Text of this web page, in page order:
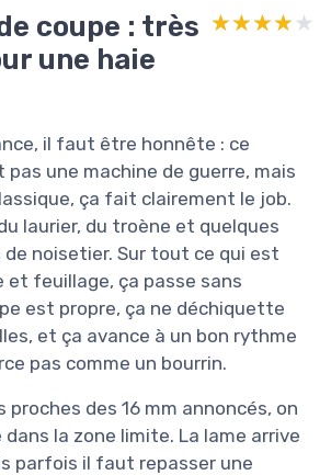
coupe : très
une haie
★★★★★
★★★★★
il faut être honnête : ce
pas une machine de guerre, mais
ça fait clairement le job.
laurier, du troène et quelques
de noisetier. Sur tout ce qui est
feuillage, ça passe sans
est propre, ça ne déchiquette
et ça avance à un bon rythme
pas comme un bourrin.
proches des 16 mm annoncés, on
dans la zone limite. La lame arrive
parfois il faut repasser une